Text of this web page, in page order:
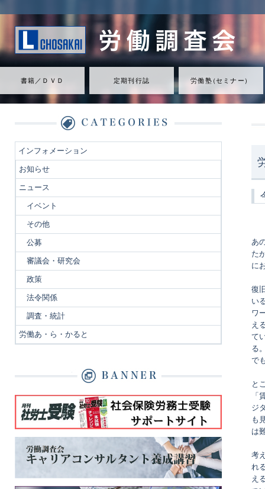
書籍／ＤＶＤ 定期刊行誌 労働塾（セミナ ー ）
あ
た
に
復
い
ワ
え
て
る
で
と
「
ジ
も
は
考
れ
え
インフォメーション
お知らせ
ニュース
イベント
その他
公募
審議会・研究会
政策
法令関係
調査・統計
労働あ・ら・かると